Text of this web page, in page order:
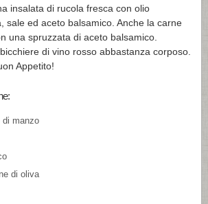
insalata di rucola fresca con olio
sale ed aceto balsamico. Anche la carne
una spruzzata di aceto balsamico.
di vino rosso abbastanza corposo.
Appetito!
manzo
di oliva